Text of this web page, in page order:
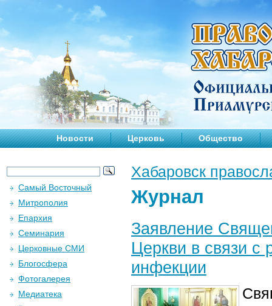
Новости Церковь Общество
Хабаровск
Журнал
Заявление
Церкви в связи с
инфекции
Самый Восточный
Митрополия
Епархия
Семинария
Церковные СМИ
Блогосфера
Фотогалерея
Медиатека